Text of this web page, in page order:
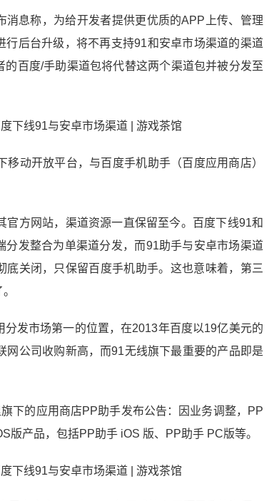
消息称，为给开发者提供更优质的APP上传、管理
行后台升级，将不再支持91和安卓市场渠道的渠道
百度/手助渠道包将代替这两个渠道包并被分发至
动开放平台，与百度手机助手（百度应用商店）
官方网站，渠道资源一直保留至今。百度下线91和
分发整合为单渠道分发，而91助手与安卓市场渠道
底关闭，只保留百度手机助手。这也意味着，第三
发市场第一的位置，在2013年百度以19亿美元的
网公司收购新高，而91无线旗下最重要的产品即是
下的应用商店PP助手发布公告：因业务调整，PP
版产品，包括PP助手 iOS 版、PP助手 PC版等。